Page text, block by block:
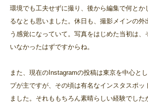
環境でも工夫せずに撮り、後から編集で何とか
るなとも思いました。休日も、撮影メインの外
う感覚になっていて。写真をはじめた当初は、
いなかったはずですからね。
また、現在のInstagramの投稿は東京を中心と
プが主ですが、その頃は有名なインスタスポッ
ました。それももちろん素晴らしい経験でした